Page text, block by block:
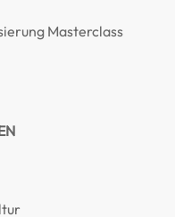
Masterclass